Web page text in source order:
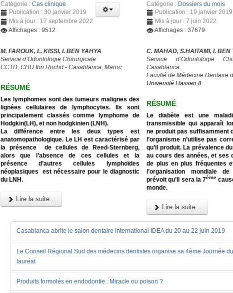
Catégorie : Cas clinique
Publication : 30 janvier 2019
Mis à jour : 17 septembre 2022
Affichages : 9512
M. FAROUK, L. KISSI, I. BEN YAHYA
Service d’Odontologie Chirurgicale
CCTD, CHU Ibn Rochd - Casablanca, Maroc
RÉSUMÉ
Les lymphomes sont des tumeurs malignes des
lignées cellulaires de lymphocytes. Ils sont
principalement classés comme lymphome de
Hodgkin(LH), et non hodgkinien (LNH).
La différence entre les deux types est
anatomopathologique. Le LH est caractérisé par
la présence de cellules de Reed-Sternberg,
alors que l’absence de ces cellules et la
présence d’autres cellules lymphoïdes
néoplasiques est nécessaire pour le diagnostic
du LNH.
Lire la suite...
Catégorie : Dossiers du mois
Publication : 19 janvier 2019
Mis à jour : 7 juin 2022
Affichages : 37679
C. MAHAD, S.HAITAMI, I. BEN
Service d’Odontologie
Casablanca
Faculté de Médecine Dentaire
Université Hassan II
RÉSUMÉ
Le diabète est une
transmissible qui apparaît
ne produit pas suffisamment
l’organisme n’utilise pas
qu’il produit. La prévalence
au cours des années, et ses
de plus en plus fréquentes
l’organisation mondiale
prévoit qu’il sera la 7ème
monde.
Lire la suite...
Casablanca abrite le salon dentaire international IDEA du 20 au 22 juin 2019
Le Conseil Régional Sud des médecins dentistes organise sa 4ème Journée
lauréat
Produits formolés en endodontie : Miracle ou poison ?